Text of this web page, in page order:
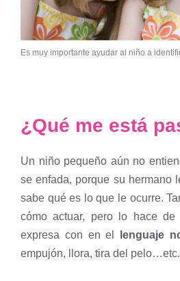
Es muy importante ayudar al niño a
¿Qué me está
Un niño pequeño aún no
se enfada, porque su hermano
sabe qué es lo que le ocurre.
cómo actuar, pero lo hace
expresa con en el
lenguaje
empujón, llora, tira del pelo…etc.